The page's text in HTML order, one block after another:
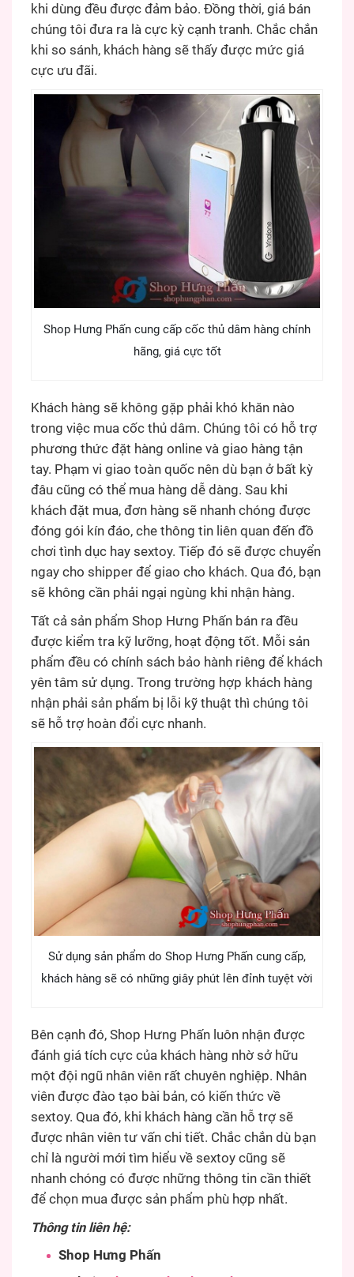
khi dùng đều được đảm bảo. Đồng thời, giá bán
chúng tôi đưa ra là cực kỳ cạnh tranh. Chắc chắn
khi so sánh, khách hàng sẽ thấy được mức giá
cực ưu đãi.
Shop Hưng Phấn cung cấp cốc thủ dâm hàng chính
hãng, giá cực tốt
Khách hàng sẽ không gặp phải khó khăn nào
trong việc mua cốc thủ dâm. Chúng tôi có hỗ trợ
phương thức đặt hàng online và giao hàng tận
tay. Phạm vi giao toàn quốc nên dù bạn ở bất kỳ
đâu cũng có thể mua hàng dễ dàng. Sau khi
khách đặt mua, đơn hàng sẽ nhanh chóng được
đóng gói kín đáo, che thông tin liên quan đến đồ
chơi tình dục hay sextoy. Tiếp đó sẽ được chuyển
ngay cho shipper để giao cho khách. Qua đó, bạn
sẽ không cần phải ngại ngùng khi nhận hàng.
Tất cả sản phẩm Shop Hưng Phấn bán ra đều
được kiểm tra kỹ lưỡng, hoạt động tốt. Mỗi sản
phẩm đều có chính sách bảo hành riêng để khách
yên tâm sử dụng. Trong trường hợp khách hàng
nhận phải sản phẩm bị lỗi kỹ thuật thì chúng tôi
sẽ hỗ trợ hoàn đổi cực nhanh.
Sử dụng sản phẩm do Shop Hưng Phấn cung cấp,
khách hàng sẽ có những giây phút lên đỉnh tuyệt vời
Bên cạnh đó, Shop Hưng Phấn luôn nhận được
đánh giá tích cực của khách hàng nhờ sở hữu
một đội ngũ nhân viên rất chuyên nghiệp. Nhân
viên được đào tạo bài bản, có kiến thức về
sextoy. Qua đó, khi khách hàng cần hỗ trợ sẽ
được nhân viên tư vấn chi tiết. Chắc chắn dù bạn
chỉ là người mới tìm hiểu về sextoy cũng sẽ
nhanh chóng có được những thông tin cần thiết
để chọn mua được sản phẩm phù hợp nhất.
Thông tin liên hệ:
Shop Hưng Phấn